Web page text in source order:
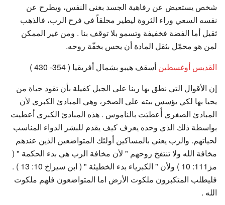
شخص يستعيض عن رفاهية الجسد بغنى النفس، ويطرح عن
نفسه السعي وراء الثروة ليطير محلقاً في فرح الرب، فالذهب
ثقيل أما الفضة فخفيفة وتسمو بلا توقف بنا . ومن غير الممكن
لمن هو محمّل بثقل المادة أن يحس بخفّة روحه.
القديس أوغسطين أسقف هيبو بشمال أفريقيا ( 354- 430 )
إن الأقوال التي نطق بها ربنا على الجبل كفيلة بأن تقود حياة من
يحيا بها لكي يؤسس بيته على الصخر، وهي المبادئ الكبرى لأن
المبادئ الصغرى أُعطيَت بالناموس . هذه المبادئ الكبرى أعطيت
بواسطة ذلك الذي وحده يعرف كيف يقدم للبشر الدواء المناسب
لحياتهم. والرب يعني بالمساكين أولئك المتواضعين الذين عندهم
مخافة الله ولا تنتفخ روحهم " لأن مخافة الرب هي بدء الحكمة " (
مز111: 10 ) ولأن " الكبرياء بدء الخطيئة " ( ابن سيراخ 10: 13 ) .
فليطلب المتكبرون ملكوت الأرض اما المتواضعون فلهم ملكوت
الله .